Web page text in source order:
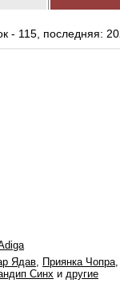
- 115, последняя:
Ядав, Приянка Чопра,
Синх и другие